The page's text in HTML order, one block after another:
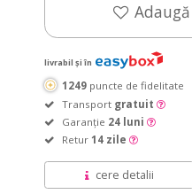
livrabil și în
1249 puncte de fidelitate
Transport gratuit
Garanție 24 luni
Retur 14 zile
cere detalii